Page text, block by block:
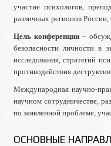
участие психологов,
различных регионов
Цель конференции –
безопасности личности в
исследования, стратегий
противодействия
Международная научно-
научном сотрудничестве,
по заявленной проблеме,
ОСНОВНЫЕ